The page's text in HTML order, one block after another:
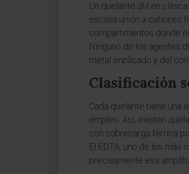
Un quelante útil en
escasa unión a cationes
compartimentos donde
Ninguno de los agentes
metal implicado y del
Clasificación
Cada quelante tiene una
empleo. Así, existen
con sobrecarga férrica
El EDTA, uno de los
precisamente esa